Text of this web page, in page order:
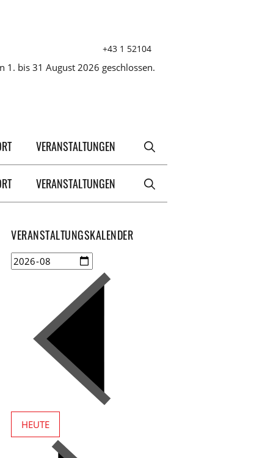
+43 1 52104
1. bis 31 August 2026 geschlossen.
VERANSTALTUNGEN
VERANSTALTUNGEN
VERANSTALTUNGSKALENDER
HEUTE